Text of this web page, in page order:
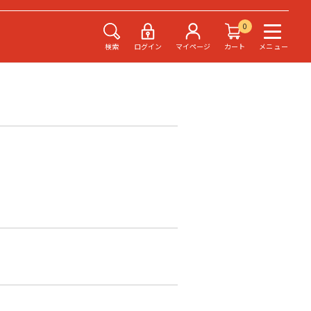
検索 ログイン マイページ
0
カート
メニュー